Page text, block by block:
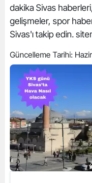
dakika Sivas
gelişmeler, spor
Sivas'ı takip edin.
Güncelleme Tarihi: